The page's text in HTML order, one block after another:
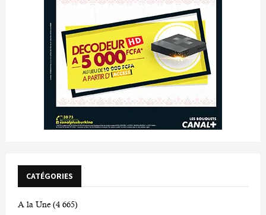
CATÉGORIES
A la Une (4 665)